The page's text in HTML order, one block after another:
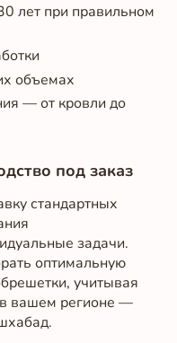
лет при правильном
объемах
— от кровли до
под заказ
стандартных
задачи.
оптимальную
учитывая
в вашем регионе —